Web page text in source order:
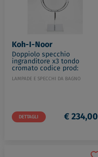
Koh-I-Noor
Doppiolo specchio
ingranditore x3 tondo
cromato codice prod:
46/1KK3
LAMPADE E SPECCHI DA BAGNO
DETTAGLI € 234,00